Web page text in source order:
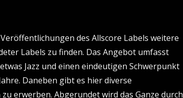
des Allscore Labels weitere
Labels zu finden. Das Angebot umfasst
Jazz und einen eindeutigen Schwerpunkt
Daneben gibt es hier diverse
erwerben. Abgerundet wird das Ganze durch